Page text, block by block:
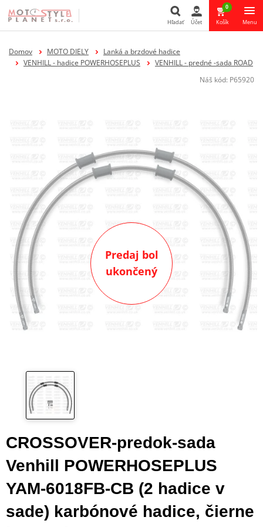
Hľadať Účet
0
Košík Menu
Domov MOTO DIELY
Lanká a brzdové hadice
VENHILL - hadice POWERHOSEPLUS
VENHILL - predné -sada ROAD
Náš kód: P65920
Predaj bol
ukončený
CROSSOVER-predok-sada
Venhill POWERHOSEPLUS
YAM-6018FB-CB (2 hadice v
sade) karbónové hadice, čierne